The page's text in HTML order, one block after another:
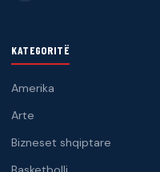
KATEGORITË
Amerika
Arte
Bizneset shqiptare